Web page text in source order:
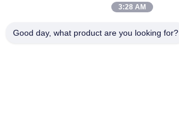
3:28 AM
Good day, what product are you looking for?